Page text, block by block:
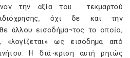
την αξία του τεκμαρτού
όχι δε και την
άλλου εισοδήμα¬τος το οποίο,
«λογίζεται» ως εισόδημα από
Η διά¬κριση αυτή ρητώς